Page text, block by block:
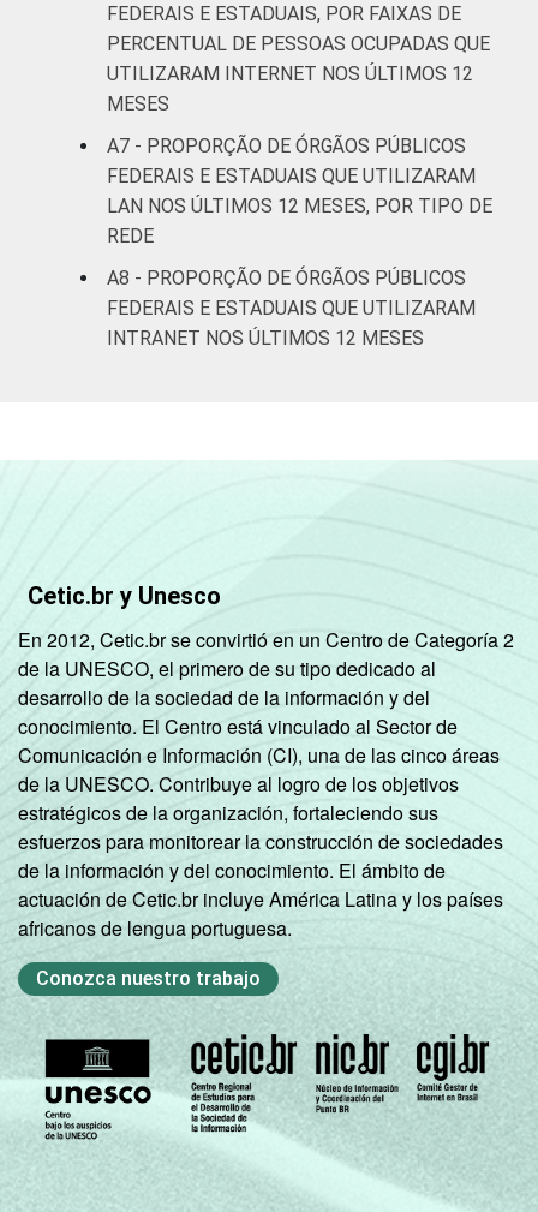
FEDERAIS E ESTADUAIS, POR FAIXAS DE
PERCENTUAL DE PESSOAS OCUPADAS QUE
UTILIZARAM INTERNET NOS ÚLTIMOS 12
MESES
A7 - PROPORÇÃO DE ÓRGÃOS PÚBLICOS
FEDERAIS E ESTADUAIS QUE UTILIZARAM
LAN NOS ÚLTIMOS 12 MESES, POR TIPO DE
REDE
A8 - PROPORÇÃO DE ÓRGÃOS PÚBLICOS
FEDERAIS E ESTADUAIS QUE UTILIZARAM
INTRANET NOS ÚLTIMOS 12 MESES
Cetic.br y Unesco
En 2012, Cetic.br se convirtió en un Centro de Categoría 2
de la UNESCO, el primero de su tipo dedicado al
desarrollo de la sociedad de la información y del
conocimiento. El Centro está vinculado al Sector de
Comunicación e Información (CI), una de las cinco áreas
de la UNESCO. Contribuye al logro de los objetivos
estratégicos de la organización, fortaleciendo sus
esfuerzos para monitorear la construcción de sociedades
de la información y del conocimiento. El ámbito de
actuación de Cetic.br incluye América Latina y los países
africanos de lengua portuguesa.
Conozca nuestro trabajo